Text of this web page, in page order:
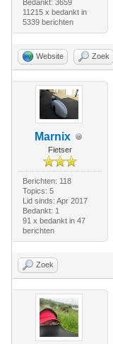
Bedankt: 3659
11215 x bedankt in
5339 berichten
Website Zoek
Marnix
Fietser
Berichten: 118
Topics: 5
Lid sinds: Apr 2017
Bedankt: 1
91 x bedankt in 47
berichten
Zoek